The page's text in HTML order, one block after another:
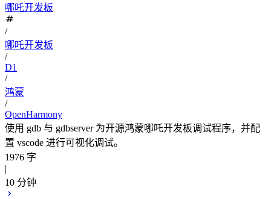
哪吒开发板
/
哪吒开发板
/
D1
/
鸿蒙
/
OpenHarmony
使用 gdb 与 gdbserver 为开源鸿蒙哪吒开发板调试程序，并配
置 vscode 进行可视化调试。
1976 字
|
10 分钟